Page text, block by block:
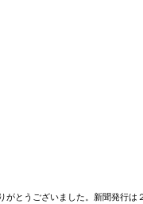
とうございました。新聞発行は